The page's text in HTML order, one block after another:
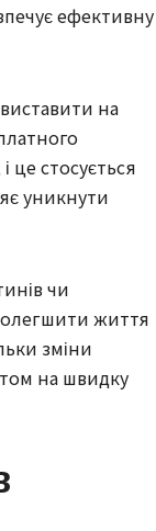
ефективну
на
це стосується
уникнути
чи
життя
зміни
на швидку